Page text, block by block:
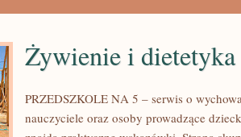
Żywienie i dietetyka
PRZEDSZKOLE NA 5 – serwis o
nauczyciele oraz osoby prowadzące